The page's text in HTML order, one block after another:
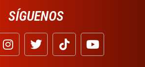
SÍGUENOS